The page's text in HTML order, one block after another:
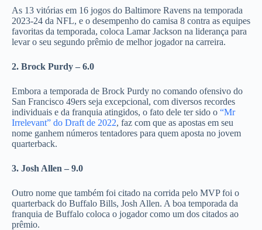
As 13 vitórias em 16 jogos do Baltimore Ravens na temporada
2023-24 da NFL, e o desempenho do camisa 8 contra as equipes
favoritas da temporada, coloca Lamar Jackson na liderança para
levar o seu segundo prêmio de melhor jogador na carreira.
2. Brock Purdy – 6.0
Embora a temporada de Brock Purdy no comando ofensivo do
San Francisco 49ers seja excepcional, com diversos recordes
individuais e da franquia atingidos, o fato dele ter sido o “Mr
Irrelevant” do Draft de 2022, faz com que as apostas em seu
nome ganhem números tentadores para quem aposta no jovem
quarterback.
3. Josh Allen – 9.0
Outro nome que também foi citado na corrida pelo MVP foi o
quarterback do Buffalo Bills, Josh Allen. A boa temporada da
franquia de Buffalo coloca o jogador como um dos citados ao
prêmio.